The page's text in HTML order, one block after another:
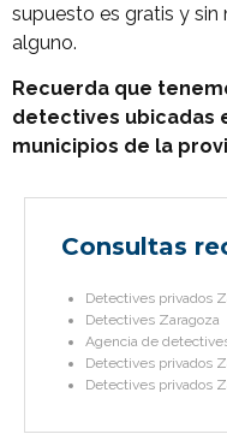
supuesto es gratis y
alguno.
Recuerda que
detectives ubicadas
municipios de la
Consultas
Detectives privados
Detectives Zaragoza
Agencia de
Detectives privados
Detectives privados